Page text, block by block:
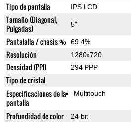
Tipo de pantalla IPS LCD
Tamaño (Diagonal,
Pulgadas)
5"
Pantalalla / chasis % 69.4%
Resolución 1280x720
Densidad (PPI) 294 PPP
Tipo de cristal
Especificaciones de la
pantalla
Multitouch
Profundidad de color 24 bit